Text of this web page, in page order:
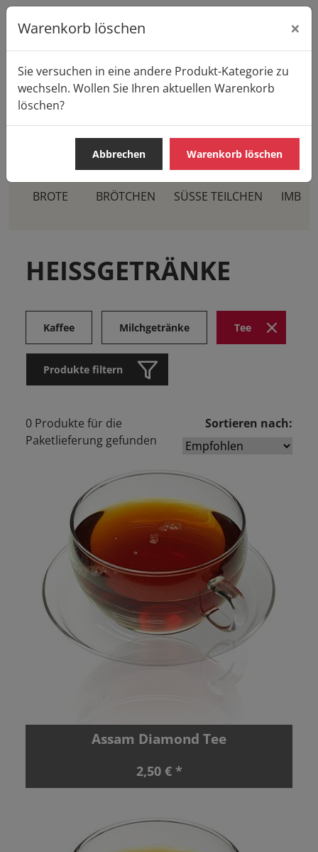
Warenkorb löschen ×
Sie versuchen in eine andere Produkt-Kategorie zu
wechseln. Wollen Sie Ihren aktuellen Warenkorb
löschen?
Abbrechen Warenkorb löschen
Startseite Produkte
Casa Pane
HEISSGETRÄNKE
BROTE BRÖTCHEN SÜSSE TEILCHEN
HEISSGETRÄNKE
Kaffee Milchgetränke Tee
Produkte filtern
0 Produkte für die
Paketlieferung gefunden
Sortieren nach:
Assam Diamond Tee
2,50 € *